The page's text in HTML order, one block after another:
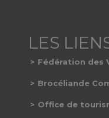
Fédération des
Brocéliande
Office de